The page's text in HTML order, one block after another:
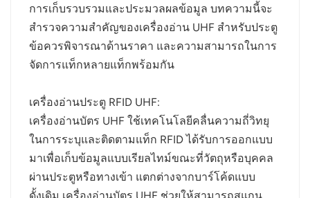
عربي
Türk
Ελληνικά
Melayu
การเก็บรวบรวมและประมวลผลข้อมูล บทความนี้จะ
สำรวจความสำคัญของเครื่องอ่าน UHF สำหรับประตู
ข้อควรพิจารณาด้านราคา และความสามารถในการ
จัดการแท็กหลายแท็กพร้อมกัน
เครื่องอ่านประตู RFID UHF:
เครื่องอ่านบัตร UHF ใช้เทคโนโลยีคลื่นความถี่วิทยุ
ในการระบุและติดตามแท็ก RFID ได้รับการออกแบบ
มาเพื่อเก็บข้อมูลแบบเรียลไทม์ขณะที่วัตถุหรือบุคคล
ผ่านประตูหรือทางเข้า แตกต่างจากบาร์โค้ดแบบ